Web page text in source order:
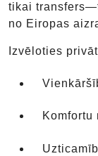
tikai
no Eiropas
Izvēloties
Komfortu